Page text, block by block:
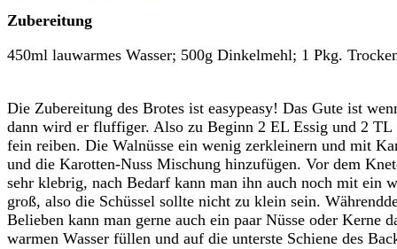
Zubereitung
450ml lauwarmes Wasser; 500g Dinkelmehl; 1 Pkg.
Die Zubereitung des Brotes ist easypeasy! Das Gute ist
dann wird er fluffiger. Also zu Beginn 2 EL Essig und 2 TL
fein reiben. Die Walnüsse ein wenig zerkleinern und mit
und die Karotten-Nuss Mischung hinzufügen. Vor dem
sehr klebrig, nach Bedarf kann man ihn auch noch mit ein
groß, also die Schüssel sollte nicht zu klein sein.
Belieben kann man gerne auch ein paar Nüsse oder
warmen Wasser füllen und auf die unterste Schiene des